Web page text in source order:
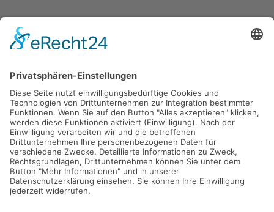
Gefördert durch die
Freie und Hansestadt Hamburg